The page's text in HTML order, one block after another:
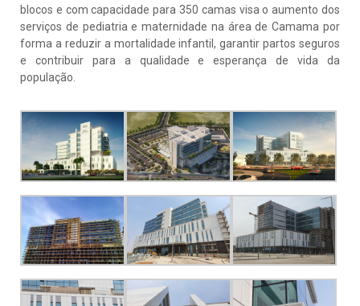
blocos e com capacidade para 350 camas visa o aumento dos
serviços de pediatria e maternidade na área de Camama por
forma a reduzir a mortalidade infantil, garantir partos seguros
e contribuir para a qualidade e esperança de vida da
população.